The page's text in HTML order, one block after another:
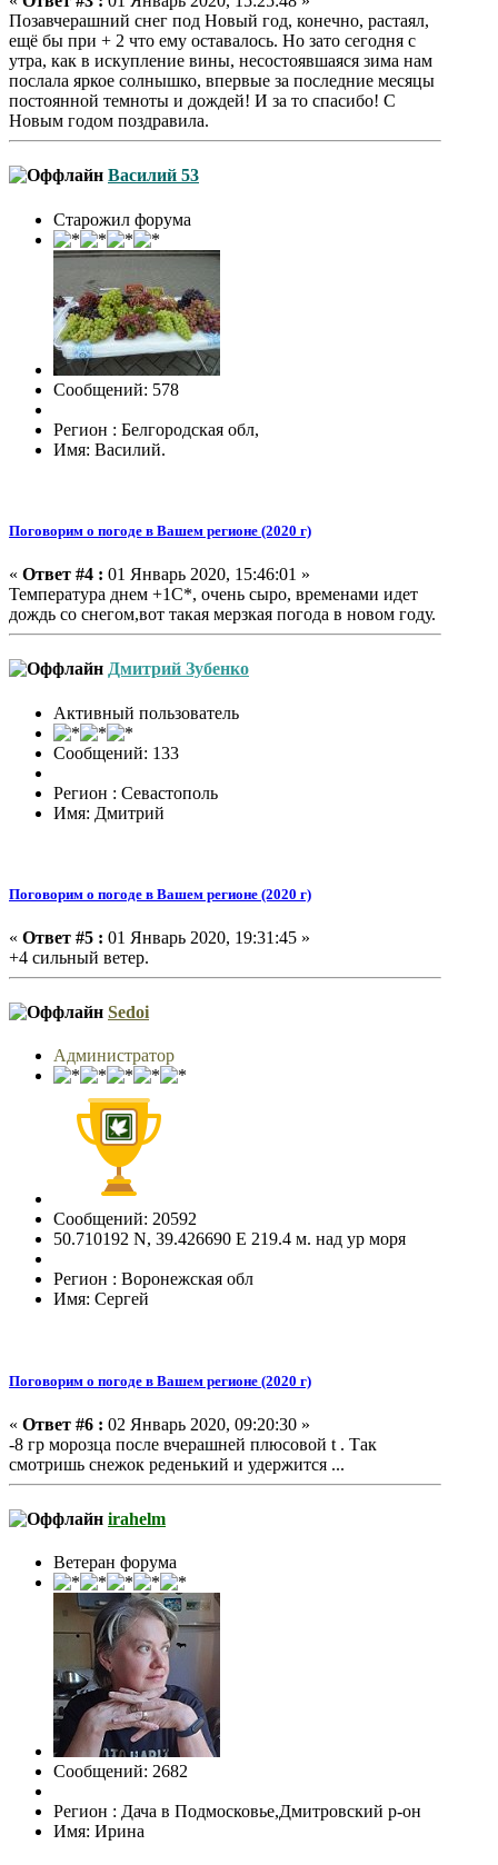
Позавчерашний снег под Новый год, конечно, растаял,
ещё бы при + 2 что ему оставалось. Но зато сегодня с
утра, как в искупление вины, несостоявшаяся зима нам
послала яркое солнышко, впервые за последние месяцы
постоянной темноты и дождей! И за то спасибо! С
Новым годом поздравила.
Василий 53
Старожил форума
Сообщений: 578
Регион : Белгородская обл,
Имя: Василий.
Поговорим о погоде в Вашем регионе (2020 г)
« Ответ #4 : 01 Январь 2020, 15:46:01 »
Температура днем +1С*, очень сыро, временами идет
дождь со снегом,вот такая мерзкая погода в новом году.
Дмитрий Зубенко
Активный пользователь
Сообщений: 133
Регион : Севастополь
Имя: Дмитрий
Поговорим о погоде в Вашем регионе (2020 г)
« Ответ #5 : 01 Январь 2020, 19:31:45 »
+4 сильный ветер.
Sedoi
Администратор
Сообщений: 20592
50.710192 N, 39.426690 E 219.4 м. над ур моря
Регион : Воронежская обл
Имя: Сергей
Поговорим о погоде в Вашем регионе (2020 г)
« Ответ #6 : 02 Январь 2020, 09:20:30 »
-8 гр морозца после вчерашней плюсовой t . Так
смотришь снежок реденький и удержится ...
irahelm
Ветеран форума
Сообщений: 2682
Регион : Дача в Подмосковье,Дмитровский р-он
Имя: Ирина